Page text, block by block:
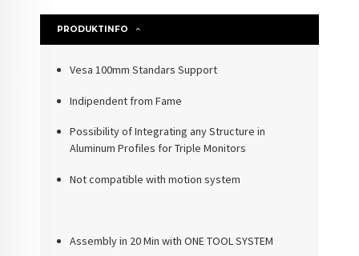
PRODUKTINFO
Vesa 100mm Standars Support
Indipendentfrom Fame
Possibility of Integrating any Structure in
Aluminum Profiles forTriple Monitors
Not compatible with motion system
Assembly in 20 Min with ONE TOOL SYSTEM